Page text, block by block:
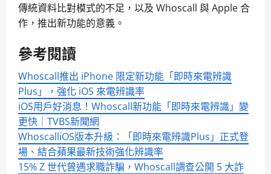
傳統資料比對模式的不足，以及 Whoscall 與 Apple 合
作，推出新功能的意義。
參考閱讀
Whoscall推出 iPhone 限定新功能「即時來電辨識
Plus」，強化 iOS 來電辨識率
iOS用戶好消息！Whoscall新功能「即時來電辨識」變
更快│TVBS新聞網
WhoscalliOS版本升級：「即時來電辨識Plus」正式登
場、結合蘋果最新技術強化辨識率
15% Z 世代曾遇求職詐騙，Whoscall調查公開 5 大詐